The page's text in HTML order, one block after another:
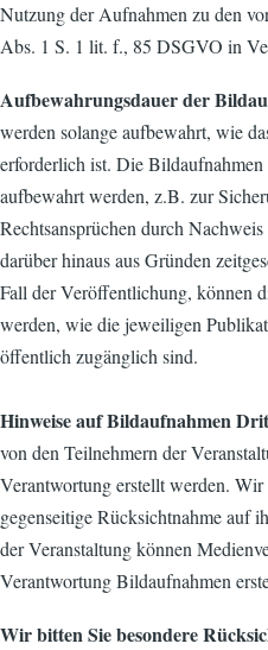
Nutzung der Aufnahmen zu den
Abs. 1 S. 1 lit. f., 85 DSGVO in
Aufbewahrungsdauer der
werden solange aufbewahrt, wie
erforderlich ist. Die
aufbewahrt werden, z.B. zur
Rechtsansprüchen durch
darüber hinaus aus Gründen
Fall der Veröffentlichung, können
werden, wie die jeweiligen
öffentlich zugänglich sind.
Hinweise auf Bildaufnahmen
von den Teilnehmern der
Verantwortung erstellt werden.
gegenseitige Rücksichtnahme auf
der Veranstaltung können
Verantwortung Bildaufnahmen
Wir bitten Sie besondere